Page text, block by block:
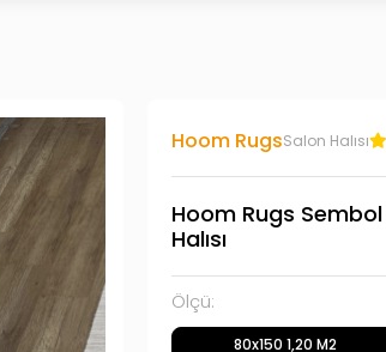
Hoom RugsSalon Halısı
Hoom Rugs Sembol
Halısı
Ölçü:
80x150 1,20 M2